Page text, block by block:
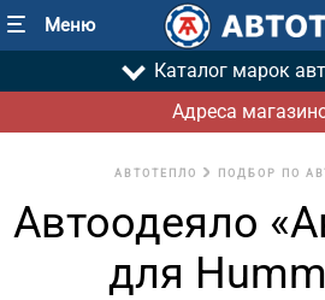
Меню
Каталог марок
Адреса
АВТОТЕПЛО ПОДБОР ПО
Автоодеяло
для